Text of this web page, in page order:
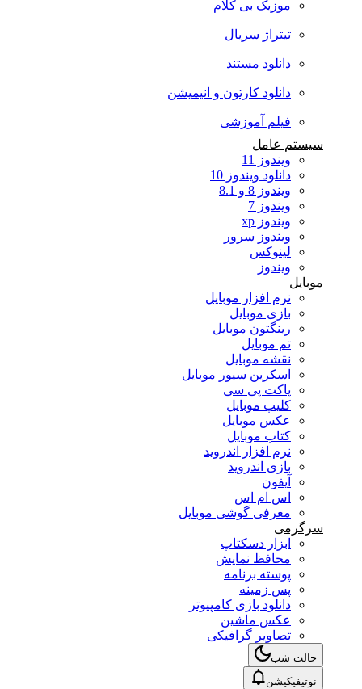
موزیک بی کلام
تیتراژ سریال
دانلود مستند
دانلود کارتون و انیمیشن
فیلم آموزشی
سیستم عامل
ویندوز 11
دانلود ویندوز 10
ویندوز 8 و 8.1
ویندوز 7
ویندوز xp
ویندوز سرور
لینوکس
ویندوز
موبایل
نرم افزار موبایل
بازی موبایل
رینگتون موبایل
تم موبایل
نقشه موبایل
اسکرین سیور موبایل
پاکت پی سی
کلیپ موبایل
عکس موبایل
کتاب موبایل
نرم افزار اندروید
بازی اندروید
آیفون
اس ام اس
معرفی گوشی موبایل
سرگرمی
ابزار دسکتاپ
محافظ نمایش
پوسته برنامه
پس زمینه
دانلود بازی کامپیوتر
عکس ماشین
تصاویر گرافیکی
حالت شب
نوتیفیکیشن